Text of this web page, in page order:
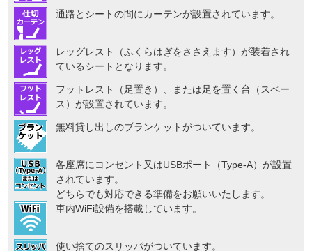
通路とシートの間にカーテンが設置されています。
レッグレスト（ふくらはぎをささえます）が装着され
ているシートとなります。
フットレスト（足置き）、または足を置く台（スペー
ス）が設置されています。
無料貸し出しのブランケットがついています。
各座席にコンセント又はUSBポート（Type-A）が設置
されています。
どちらでも対応できる準備をお願いいたします。
車内WiFi設備を搭載しています。
使い捨てのスリッパがついています。